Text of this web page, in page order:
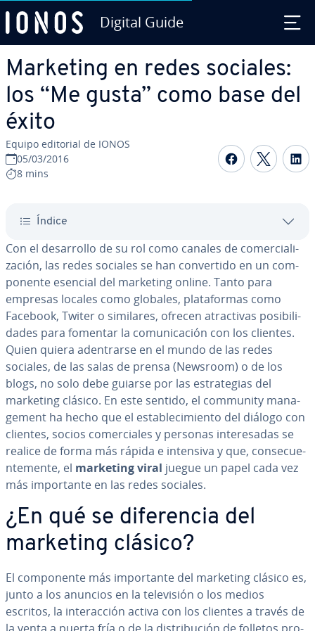
Digital Guide
Marketing en redes sociales:
los “Me gusta” como base del
éxito
Equipo editorial de IONOS
05/03/2016
8 mins
Compartir
Índice
Con el de­sa­rro­llo de su rol como canales de co­me­r­cia­li­
za­ción, las redes sociales se han co­n­ve­r­ti­do en un co­m­
po­ne­n­te esencial del marketing online. Tanto para
empresas locales como globales, pla­ta­fo­r­mas como
Facebook, Twiter o similares, ofrecen atra­c­ti­vas po­si­bi­li­
da­des para fomentar la co­mu­ni­ca­ción con los clientes.
Quien quiera ade­n­trar­se en el mundo de las redes
sociales, de las salas de prensa (Newsroom) o de los
blogs, no solo debe guiarse por las es­tra­te­gias del
marketing clásico. En este sentido, el community ma­na­
ge­me­nt ha hecho que el es­ta­ble­ci­mie­n­to del diálogo con
clientes, socios co­me­r­cia­les y personas in­te­re­sa­das se
realice de forma más rápida e intensiva y que, co­n­se­cue­
n­te­me­n­te, el marketing viral juegue un papel cada vez
más im­po­r­ta­n­te en las redes sociales.
¿En qué se di­fe­re­n­cia del
marketing clásico?
El co­m­po­ne­n­te más im­po­r­ta­n­te del marketing clásico es,
junto a los anuncios en la te­le­vi­sión o los medios
escritos, la in­ter­ac­ción activa con los clientes a través de